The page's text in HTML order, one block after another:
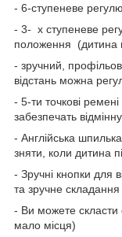
- 6-ступеневе
- 3- х ступеневе
положення (дитина
- зручний,
відстань можна
- 5-ти точкові
забезпечать
- Англійська
зняти, коли дитина
- Зручні кнопки для
та зручне складання
- Ви можете
мало місця)